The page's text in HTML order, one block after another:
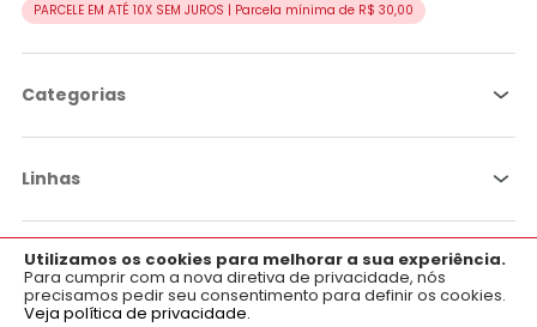
Utilizamos os cookies para melhorar a sua experiência.
Para cumprir com a nova diretiva de privacidade, nós
precisamos pedir seu consentimento para definir os cookies.
Veja política de privacidade.
PARCELE EM ATÉ 10X SEM JUROS | Parcela mínima de R$ 30,00
Categorias
Linhas
Por objetivoAplicativo OficialFarma
Baixe já o nosso aplicativo para Android e iOS.
×